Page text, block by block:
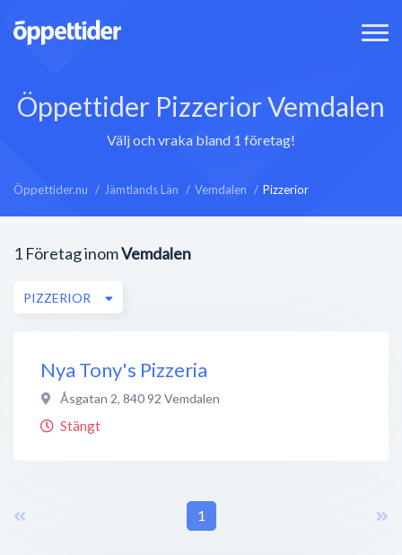
Öppettider Pizzerior Vemdalen
Välj och vraka bland 1 företag!
Öppettider.nu Jämtlands Län Vemdalen Pizzerior
1 Företag inomVemdalen
PIZZERIOR
Nya Tony's Pizzeria
Åsgatan 2, 840 92 Vemdalen
Stängt
1